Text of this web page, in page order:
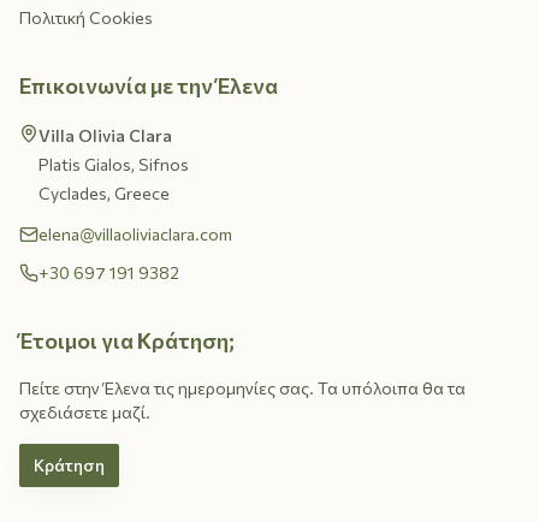
Πολιτική Cookies
Επικοινωνία με την Έλενα
Villa Olivia Clara
Platis Gialos, Sifnos
Cyclades, Greece
elena@villaoliviaclara.com
+30 697 191 9382
Έτοιμοι για Κράτηση;
Πείτε στην Έλενα τις ημερομηνίες σας. Τα υπόλοιπα θα τα
σχεδιάσετε μαζί.
Κράτηση